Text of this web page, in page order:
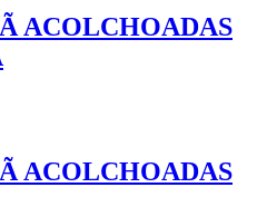
ACOLCHOADAS
ACOLCHOADAS